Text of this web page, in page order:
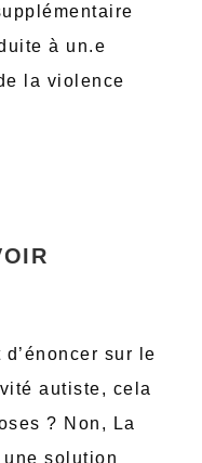
à un.e
la violence
sur le
autiste, cela
? Non, La
solution